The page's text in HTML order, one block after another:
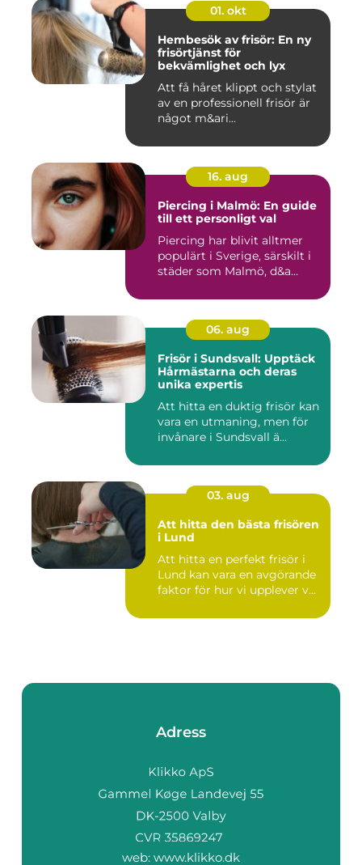
01. okt
Hembesök av frisör: En ny
frisörtjänst för
bekvämlighet och lyx
Att få håret klippt och stylat
av en professionell frisör är
något m&ari...
16. aug
Piercing i Malmö: En guide
till ett personligt val
Piercing har blivit alltmer
populärt i Sverige, särskilt i
städer som Malmö, d&a...
06. aug
Frisör i Sundsvall: Upptäck
Hårmästarna och deras
unika expertis
Att hitta en duktig frisör kan
vara en utmaning, men för
invånare i Sundsvall ä...
03. aug
Att hitta den bästa frisören
i Lund
Att hitta en perfekt frisör i
Lund kan vara en avgörande
faktor för hur vi upplever v...
Adress
web: www.klikko.dk